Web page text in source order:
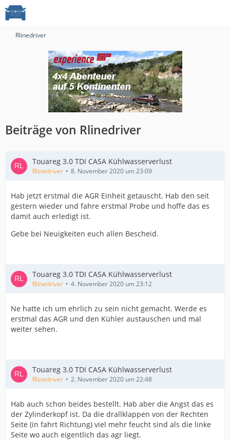
Rlinedriver
Beiträge von Rlinedriver
Touareg 3.0 TDI CASA Kühlwasserverlust
Rlinedriver 8. November 2020 um 23:09
Hab jetzt erstmal die AGR Einheit getauscht. Hab den seit
gestern wieder und fahre erstmal Probe und hoffe das es
damit auch erledigt ist.
Gebe bei Neuigkeiten euch allen Bescheid.
Touareg 3.0 TDI CASA Kühlwasserverlust
Rlinedriver 4. November 2020 um 23:12
Ne hatte ich um ehrlich zu sein nicht gemacht. Werde es
erstmal das AGR und den Kühler austauschen und mal
weiter sehen.
Touareg 3.0 TDI CASA Kühlwasserverlust
Rlinedriver 2. November 2020 um 22:48
Hab auch schon beides bestellt. Hab aber die Angst das es
der Zylinderkopf ist. Da die drallklappen von der Rechten
Seite (in fahrt Richtung) viel mehr feucht sind als die linke
Seite wo auch eigentlich das agr liegt.